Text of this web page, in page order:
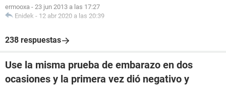
ermooxa - 23 jun 2013 a las 17:27
Enidek - 12 abr 2020 a las 20:39
238 respuestas
Use la misma prueba de embarazo en dos
ocasiones y la primera vez dió negativo y